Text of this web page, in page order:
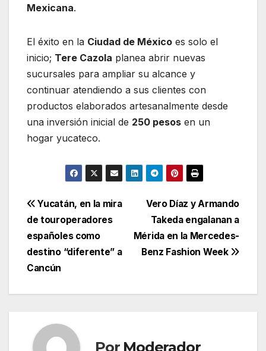
Mexicana.
El éxito en la Ciudad de México es solo el
inicio; Tere Cazola planea abrir nuevas
sucursales para ampliar su alcance y
continuar atendiendo a sus clientes con
productos elaborados artesanalmente desde
una inversión inicial de 250 pesos en un
hogar yucateco.
Navegación
de
entradas
Vero Díaz y Armando
Takeda engalanan a
Mérida en la Mercedes-
Benz Fashion Week
Yucatán, en la mira
de touroperadores
españoles como
destino “diferente” a
Cancún
Por Moderador